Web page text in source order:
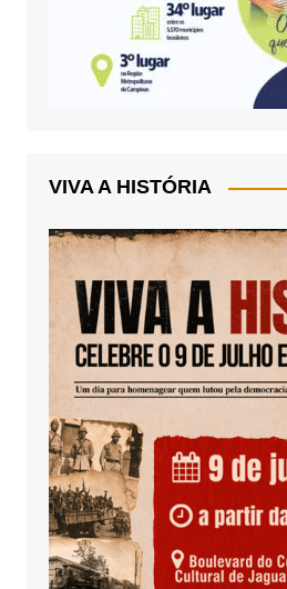
VIVA A HISTÓRIA